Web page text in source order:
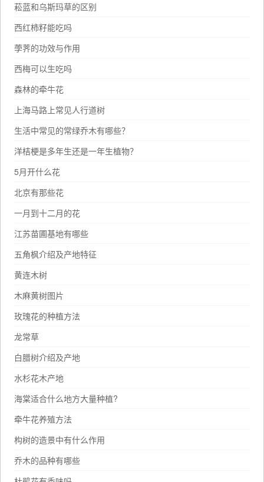
菘蓝和乌斯玛草的区别
西红柿籽能吃吗
荸荠的功效与作用
西梅可以生吃吗
森林的牵牛花
上海马路上常见人行道树
生活中常见的常绿乔木有哪些？
洋桔梗是多年生还是一年生植物？
5月开什么花
北京有那些花
一月到十二月的花
江苏苗圃基地有哪些
五角枫介绍及产地特征
黄连木树
木麻黄树图片
玫瑰花的种植方法
龙常草
白腊树介绍及产地
水杉花木产地
海棠适合什么地方大量种植?
牵牛花养殖方法
构树的造景中有什么作用
乔木的品种有哪些